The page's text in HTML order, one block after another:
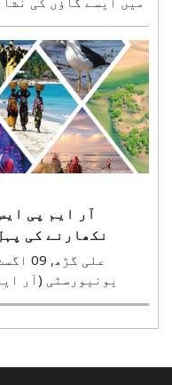
حکومت کی ہدایت پر
رہی ہے اور متعلقہ
آر ایم پی
نکھارنے کی
یونیورسٹی (آر